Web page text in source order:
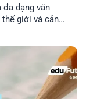
dạng văn
giới và cảnh